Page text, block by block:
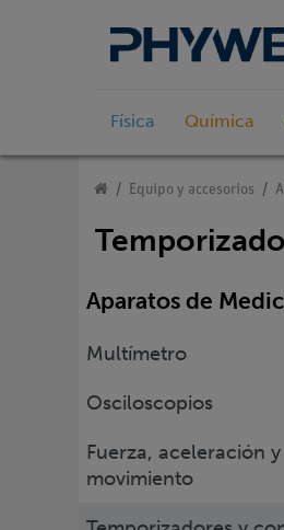
Física Química
Equipo y accesorios
Aparatos de
Multímetro
Osciloscopios
Fuerza, aceleración y
movimiento